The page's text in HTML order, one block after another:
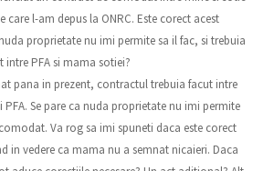
care l-am depus la ONRC. Este corect acest
proprietate nu imi permite sa il fac, si trebuia
intre PFA si mama sotiei?
pana in prezent, contractul trebuia facut intre
Se pare ca nuda proprietate nu imi permite
Va rog sa imi spuneti daca este corect
in vedere ca mama nu a semnat nicaieri. Daca